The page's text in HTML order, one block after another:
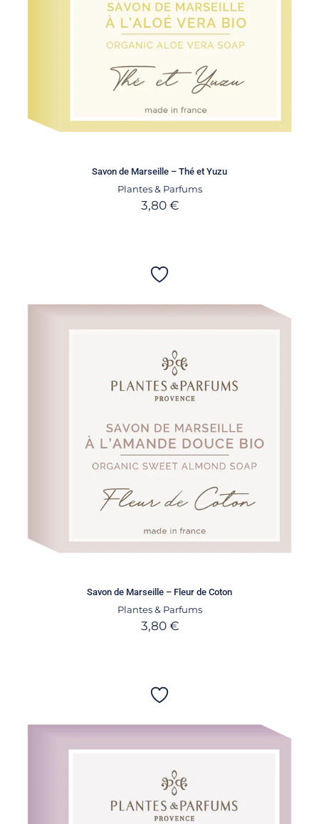
Savon de Marseille – Thé et Yuzu
Plantes & Parfums
3,80 €
Savon de Marseille – Fleur de Coton
Plantes & Parfums
3,80 €